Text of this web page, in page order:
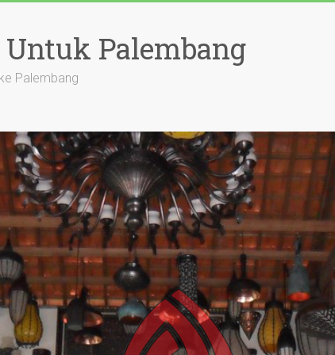
Palembang
Palembang